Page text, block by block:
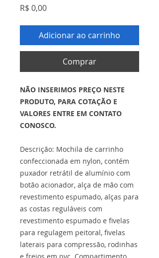
R$ 0,00Preço
Adicionar ao carrinho
Comprar
NÃO INSERIMOS PREÇO NESTE
PRODUTO, PARA COTAÇÃO E
VALORES ENTRE EM CONTATO
CONOSCO.
Descrição: Mochila de carrinho
confeccionada em nylon, contém
puxador retrátil de alumínio com
botão acionador, alça de mão com
revestimento espumado, alças para
as costas reguláveis com
revestimento espumado e fivelas
para regulagem peitoral, fivelas
laterais para compressão, rodinhas